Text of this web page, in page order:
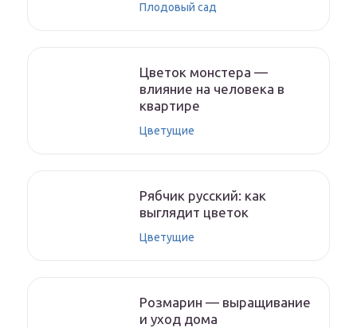
Плодовый сад
Цветок монстера —
влияние на человека в
квартире
Цветущие
Рябчик русский: как
выглядит цветок
Цветущие
Розмарин — выращивание
и уход дома